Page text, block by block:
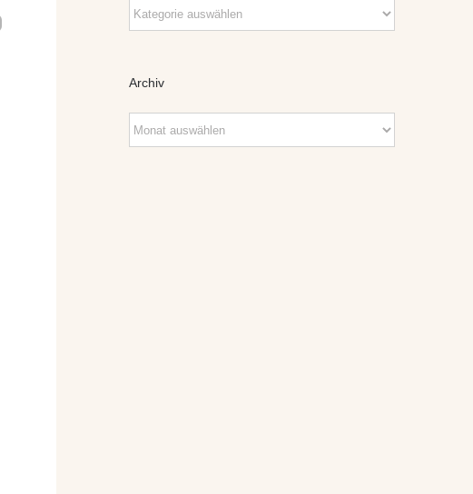
Kategorien
Archiv
Archiv